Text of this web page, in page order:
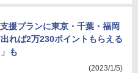
援プランに東京・千葉・福岡
れば2万230ポイントもらえる
も
(2023/1/5)